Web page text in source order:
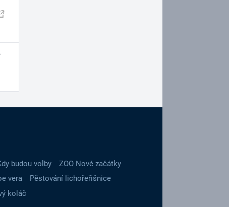
budou volby
ZOO Nové začátky
vera
Pěstování lichořeřišnice
koláč